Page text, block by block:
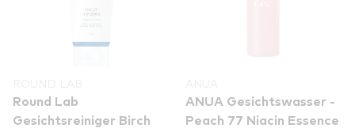
Round Lab
Gesichtsreiniger Birch
ANUA Gesichtswasser -
Peach 77 Niacin Essence